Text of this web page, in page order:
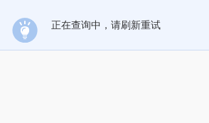
正在查询中，请刷新重试